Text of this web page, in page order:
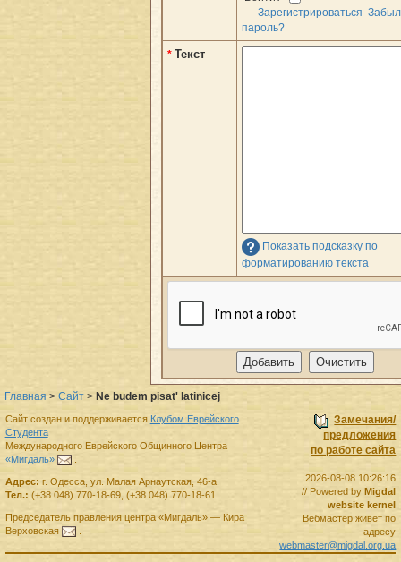
Зарегистрироваться
пароль?
* Текст
Показать подсказку по
форматированию текста
Главная > Сайт > Ne budem pisat' latinicej
Замечания/
предложения
по работе сайта
2026-08-08 10:26:16
// Powered byMigdal
website kernel
Вебмастер живет по
адресу
webmaster@migdal.org.ua
Сайт создан и поддерживается Клубом Еврейского
Студента
Международного Еврейского Общинного Центра
«Мигдаль»
.
Адрес: г. Одесса, ул. Малая Арнаутская, 46-а.
Тел.: (+38 048) 770-18-69, (+38 048) 770-18-61
Председатель правленияцентра «Мигдаль»— Кира
Верховская
.